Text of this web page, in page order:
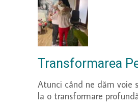
Transformarea
Atunci când ne dăm voie
la o transformare